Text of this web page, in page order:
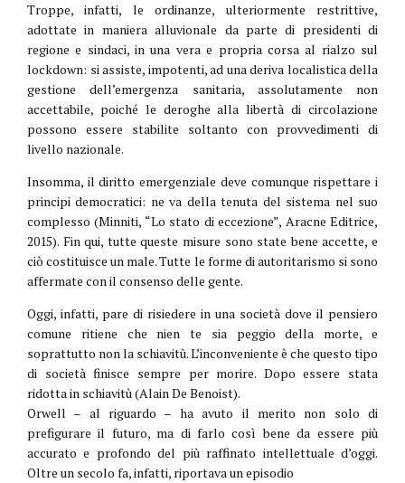
Troppe, infatti, le ordinanze, ulteriormente restrittive,
adottate in maniera alluvionale da parte di presidenti di
regione e sindaci, in una vera e propria corsa al rialzo sul
lockdown: si assiste, impotenti, ad una deriva localistica della
gestione dell’emergenza sanitaria, assolutamente non
accettabile, poiché le deroghe alla libertà di circolazione
possono essere stabilite soltanto con provvedimenti di
livello nazionale.
Insomma, il diritto emergenziale deve comunque rispettare i
principi democratici: ne va della tenuta del sistema nel suo
complesso (Minniti, “Lo stato di eccezione”, Aracne Editrice,
2015). Fin qui, tutte queste misure sono state bene accette, e
ciò costituisce un male. Tutte le forme di autoritarismo si sono
affermate con il consenso delle gente.
Oggi, infatti, pare di risiedere in una società dove il pensiero
comune ritiene che nien te sia peggio della morte, e
soprattutto non la schiavitù. L’inconveniente è che questo tipo
di società finisce sempre per morire. Dopo essere stata
ridotta in schiavitù (Alain De Benoist).
Orwell – al riguardo – ha avuto il merito non solo di
prefigurare il futuro, ma di farlo così bene da essere più
accurato e profondo del più raffinato intellettuale d’oggi.
Oltre un secolo fa, infatti, riportava un episodio